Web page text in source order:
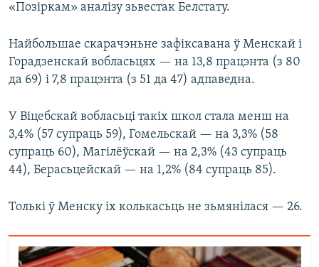
«Позiркам» аналізу зьвестак Белстату.
Найбольшае скарачэньне зафіксавана ў Менскай і
Горадзенскай вобласьцях — на 13,8 працэнта (з 80
да 69) і 7,8 працэнта (з 51 да 47) адпаведна.
У Віцебскай вобласьці такіх школ стала менш на
3,4% (57 супраць 59), Гомельскай — на 3,3% (58
супраць 60), Магілёўскай — на 2,3% (43 супраць
44), Берасьцейскай — на 1,2% (84 супраць 85).
Толькі ў Менску іх колькасьць не зьмянілася — 26.